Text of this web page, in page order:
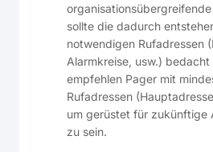
sollte die dadurch
notwendigen Rufadressen
Alarmkreise, usw.)
empfehlen Pager mit
Rufadressen
um gerüstet für zukünftige
zu sein.